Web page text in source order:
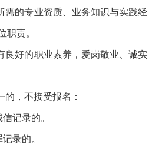
需的专业资质、业务知识与实践经
责。
良好的职业素养，爱岗敬业、诚实
，不接受报名：
记录的。
录的。